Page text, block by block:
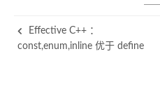
Effective C++ ：
const,enum,inline 优于 define